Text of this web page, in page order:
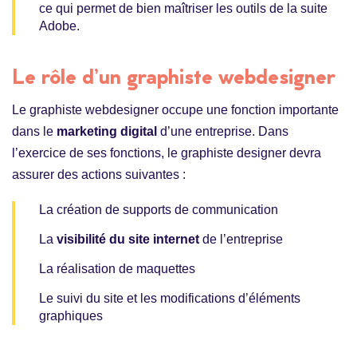
ce qui permet de bien maîtriser les outils de la suite
Adobe.
Le rôle d’un graphiste webdesigner
Le graphiste webdesigner occupe une fonction importante
dans le marketing digital d’une entreprise. Dans
l’exercice de ses fonctions, le graphiste designer devra
assurer des actions suivantes :
La création de supports de communication
La visibilité du site internet de l’entreprise
La réalisation de maquettes
Le suivi du site et les modifications d’éléments
graphiques